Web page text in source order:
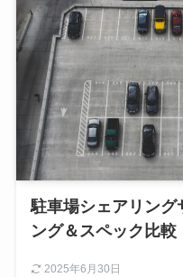
駐車場シェアリング
ング＆スペック比較
2025年6月30日